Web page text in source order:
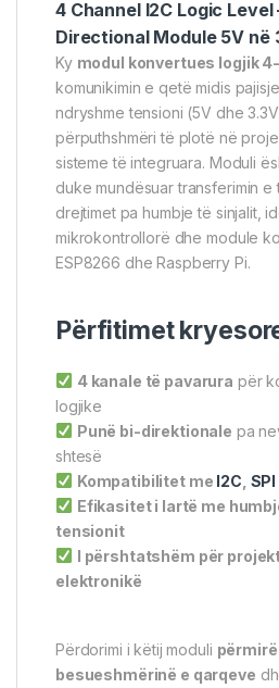
4 Channel I2C Logic
Directional Module 5V në
Ky modul konvertues logjik
komunikimin e qetë midis
ndryshme tensioni (5V dhe
përputhshmëri të plotë në
sisteme të integruara. Moduli
duke mundësuar transferimin
drejtimet pa humbje të sinjalit,
mikrokontrollorë dhe module
ESP8266 dhe Raspberry Pi.
Përfitimet
4 kanale të pavarura për
logjike
Punë bi-direktionale pa
shtesë
Kompatibilitet me I2C SPI
Efikasitet i lartë me
tensionit
I përshtatshëm për
elektronikë
Përdorimi i këtij moduli
besueshmërinë e qarqeve